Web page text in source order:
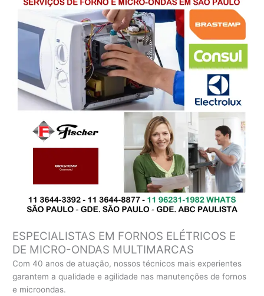
ESPECIALISTAS EM FORNOS ELÉTRICOS E
DE MICRO-ONDAS MULTIMARCAS
Com 40 anos de atuação, nossos técnicos mais experientes
garantem a qualidade e agilidade nas manutenções de fornos
e microondas.